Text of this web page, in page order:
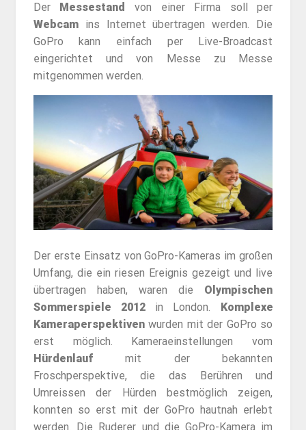
Der Messestand
von einer Firma soll per
Webcamins Internet übertragen werden. Die
GoPro kann einfach per Live-Broadcast
eingerichtet und von Messe zu Messe
mitgenommen werden.
Der erste Einsatz von GoPro-Kameras im großen
Umfang, die ein riesen Ereignis gezeigt und live
übertragen haben, waren die Olympischen
Sommerspiele 2012in London.
Komplexe
Kameraperspektivenwurden mit der GoPro so
erst möglich. Kameraeinstellungen vom
Hürdenlaufmit der bekannten
Froschperspektive, die das Berühren und
Umreissen der Hürden bestmöglich zeigen,
konnten so erst mit der GoPro hautnah erlebt
werden. Die Ruderer und die GoPro-Kamera im